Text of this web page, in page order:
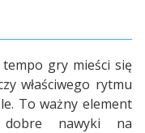
gry mieści się
właściwego rytmu
To ważny element
dobre nawyki na